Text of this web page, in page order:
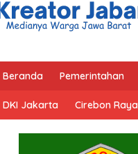
Beranda Pemerintahan
DKI Jakarta Cirebon Raya